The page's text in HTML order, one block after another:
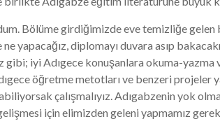
Bölüme girdiğimizde eve temizliğe
yapacağız, diplomayı duvara asıp
gibi; iyi Adıgece konuşanlara okuma-
öğretme metotları ve benzeri projeler
çalışmalıyız. Adıgabzenin yok
için elimizden geleni yapmamız